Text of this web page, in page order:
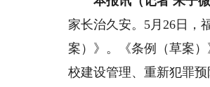
家长治久安。5月26日，
案）》。《条例（草案
校建设管理、重新犯罪预